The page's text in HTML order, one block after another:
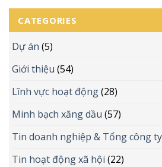
CATEGORIES
Dự án (5)
Giới thiệu (54)
Lĩnh vực hoạt động(28)
Minh bạch xăng dầu (57)
Tin doanh nghiệp & Tổng công ty
Tin hoạt động xã hội (22)